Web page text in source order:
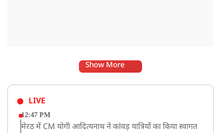
Show More
LIVE
12:47 PM
मेरठ में CM योगी आदित्यनाथ ने कांवड़ यात्रियों का किया स्वागत